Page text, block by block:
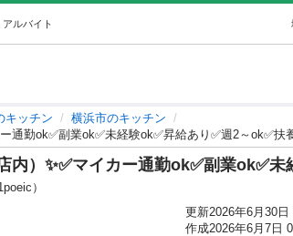
アルバイト
キッチン
横浜市のキッチン
勤ok✅副業ok✅未経験ok✅昇給あり✅週2～ok✅扶
）✨✅マイカー通勤ok✅副業ok✅未
）
更新2026年6月30日
作成2026年6月7日